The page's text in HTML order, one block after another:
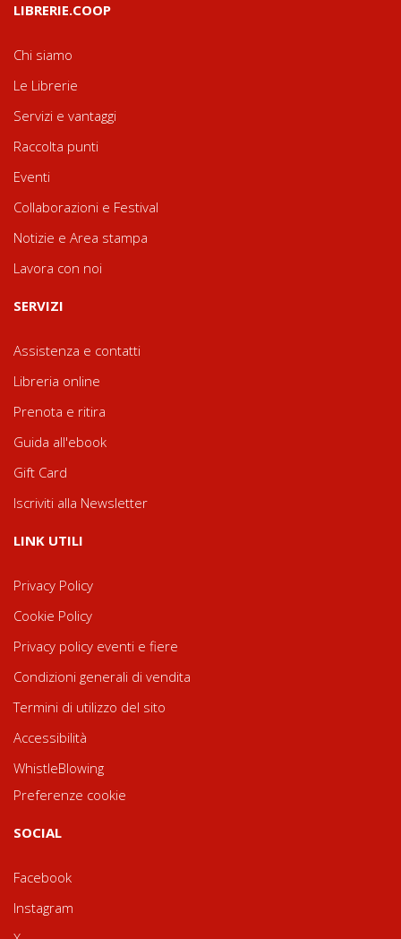
LIBRERIE.COOP
Chi siamo
Le Librerie
Servizi e vantaggi
Raccolta punti
Eventi
Collaborazioni e Festival
Notizie e Area stampa
Lavora con noi
SERVIZI
Assistenza e contatti
Libreria online
Prenota e ritira
Guida all'ebook
Gift Card
Iscriviti alla Newsletter
LINK UTILI
Privacy Policy
Cookie Policy
Privacy policy eventi e fiere
Condizioni generali di vendita
Termini di utilizzo del sito
Accessibilità
WhistleBlowing
Preferenze cookie
SOCIAL
Facebook
Instagram